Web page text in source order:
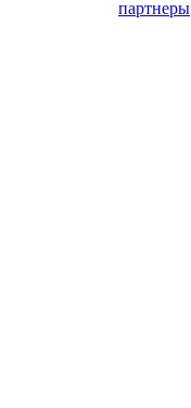
партнеры